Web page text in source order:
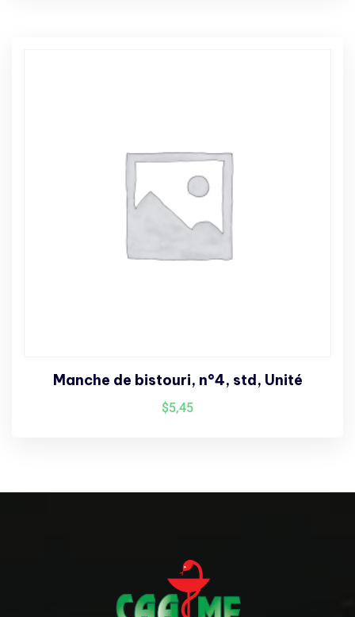
Manche de bistouri, n°4, std, Unité
$5,45